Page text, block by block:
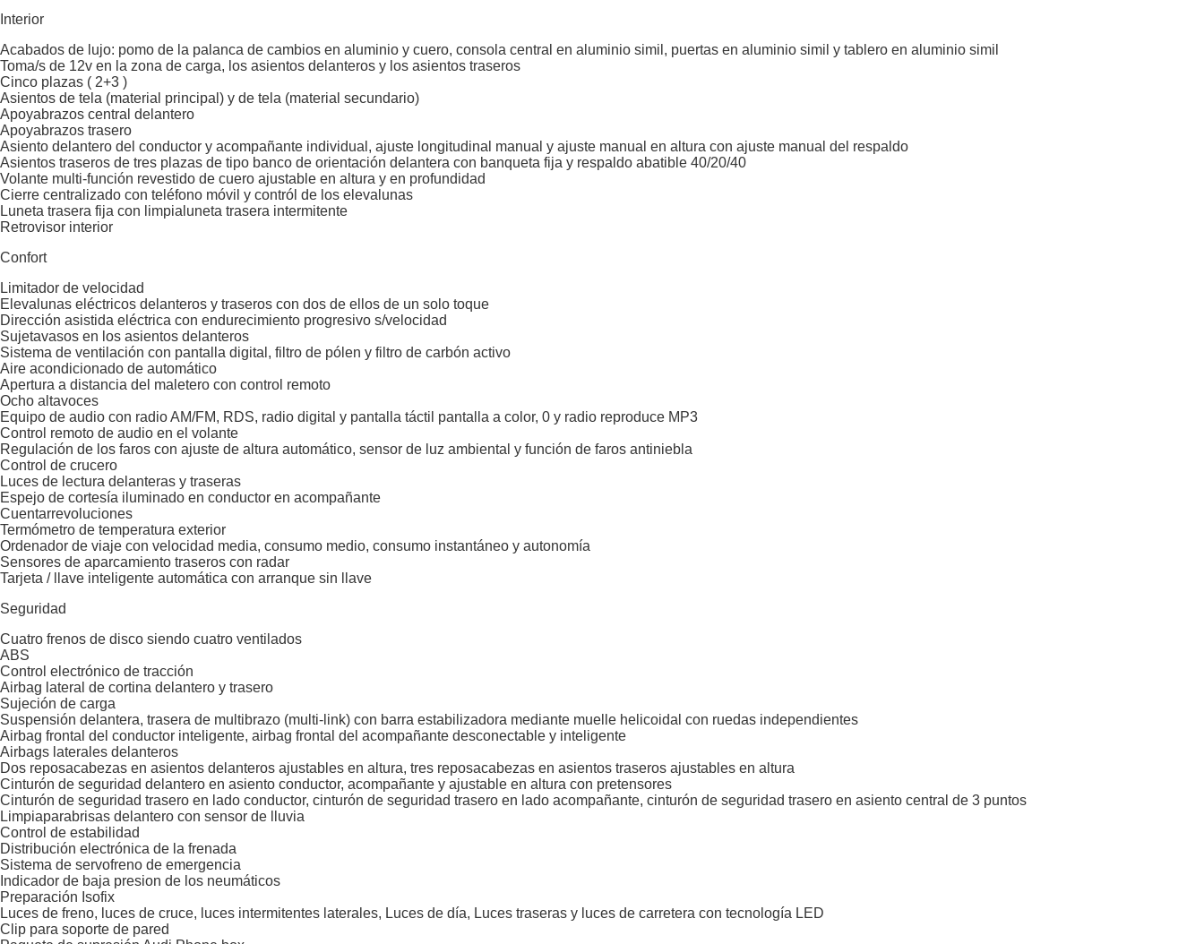
Interior
Acabados de lujo: pomo de la palanca de cambios en aluminio y cuero, consola central en aluminio simil, puertas en aluminio simil y tablero en aluminio simil
Toma/s de 12v en la zona de carga, los asientos delanteros y los asientos traseros
Cinco plazas ( 2+3 )
Asientos de tela (material principal) y de tela (material secundario)
Apoyabrazos central delantero
Apoyabrazos trasero
Asiento delantero del conductor y acompañante individual, ajuste longitudinal manual y ajuste manual en altura con ajuste manual del respaldo
Asientos traseros de tres plazas de tipo banco de orientación delantera con banqueta fija y respaldo abatible 40/20/40
Volante multi-función revestido de cuero ajustable en altura y en profundidad
Cierre centralizado con teléfono móvil y contról de los elevalunas
Luneta trasera fija con limpialuneta trasera intermitente
Retrovisor interior
Confort
Limitador de velocidad
Elevalunas eléctricos delanteros y traseros con dos de ellos de un solo toque
Dirección asistida eléctrica con endurecimiento progresivo s/velocidad
Sujetavasos en los asientos delanteros
Sistema de ventilación con pantalla digital, filtro de pólen y filtro de carbón activo
Aire acondicionado de automático
Apertura a distancia del maletero con control remoto
Ocho altavoces
Equipo de audio con radio AM/FM, RDS, radio digital y pantalla táctil pantalla a color, 0 y radio reproduce MP3
Control remoto de audio en el volante
Regulación de los faros con ajuste de altura automático, sensor de luz ambiental y función de faros antiniebla
Control de crucero
Luces de lectura delanteras y traseras
Espejo de cortesía iluminado en conductor en acompañante
Cuentarrevoluciones
Termómetro de temperatura exterior
Ordenador de viaje con velocidad media, consumo medio, consumo instantáneo y autonomía
Sensores de aparcamiento traseros con radar
Tarjeta / llave inteligente automática con arranque sin llave
Seguridad
Cuatro frenos de disco siendo cuatro ventilados
ABS
Control electrónico de tracción
Airbag lateral de cortina delantero y trasero
Sujeción de carga
Suspensión delantera, trasera de multibrazo (multi-link) con barra estabilizadora mediante muelle helicoidal con ruedas independientes
Airbag frontal del conductor inteligente, airbag frontal del acompañante desconectable y inteligente
Airbags laterales delanteros
Dos reposacabezas en asientos delanteros ajustables en altura, tres reposacabezas en asientos traseros ajustables en altura
Cinturón de seguridad delantero en asiento conductor, acompañante y ajustable en altura con pretensores
Cinturón de seguridad trasero en lado conductor, cinturón de seguridad trasero en lado acompañante, cinturón de seguridad trasero en asiento central de 3 puntos
Limpiaparabrisas delantero con sensor de lluvia
Control de estabilidad
Distribución electrónica de la frenada
Sistema de servofreno de emergencia
Indicador de baja presion de los neumáticos
Preparación Isofix
Luces de freno, luces de cruce, luces intermitentes laterales, Luces de día, Luces traseras y luces de carretera con tecnología LED
Clip para soporte de pared